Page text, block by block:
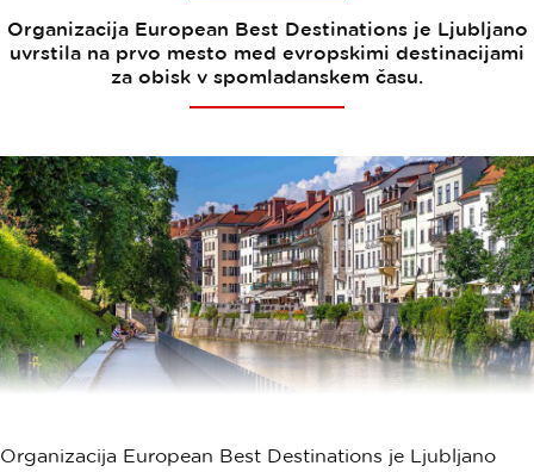
Organizacija European Best Destinations je Ljubljano
uvrstila na prvo mesto med evropskimi destinacijami
za obisk v spomladanskem času.
Organizacija European Best Destinations je Ljubljano